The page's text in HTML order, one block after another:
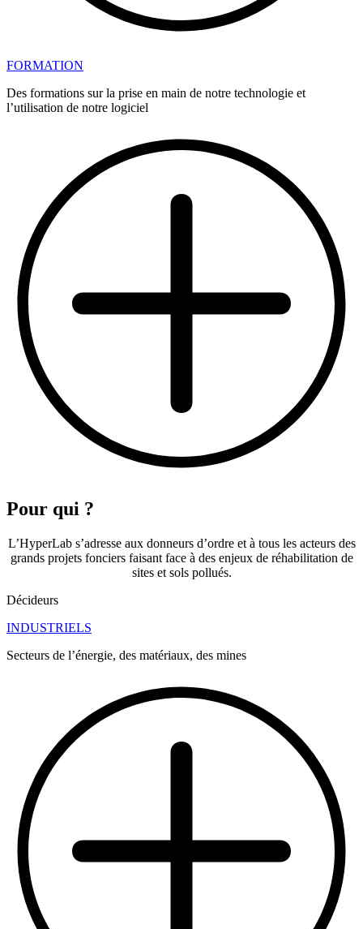
FORMATION
Des formations sur la prise en main de notre technologie et
l’utilisation de notre logiciel
Pour qui ?
L’HyperLab s’adresse aux donneurs d’ordre et à tous les acteurs des
grands projets fonciers faisant face à des enjeux de réhabilitation de
sites et sols pollués.
Décideurs
INDUSTRIELS
Secteurs de l’énergie, des matériaux, des mines